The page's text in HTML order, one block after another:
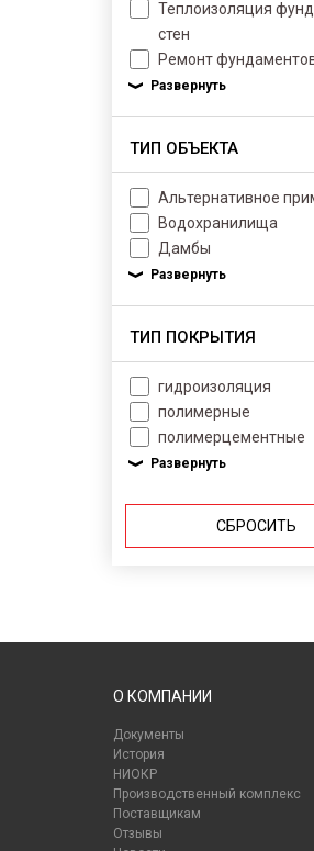
Теплоизоляция
стен
Ремонт
ТИП ОБЪЕКТА
Альтернативное
Водохранилища
Дамбы
ТИП ПОКРЫТИЯ
гидроизоляция
полимерные
полимерцементные
СБРОСИТЬ
О КОМПАНИИ
Документы
История
НИОКР
Производственный комплекс
Поставщикам
Отзывы